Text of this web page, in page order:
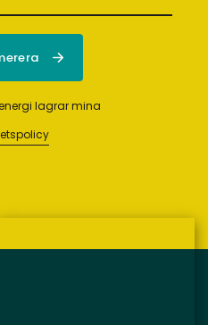
lagrar mina